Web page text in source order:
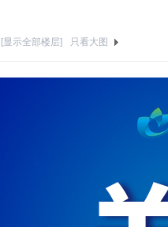
[显示全部楼层] 只看大图